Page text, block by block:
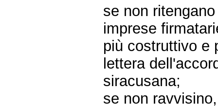
se non
imprese
più costruttivo e
lettera
siracusana;
se non